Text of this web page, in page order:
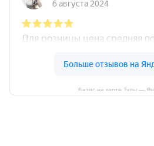
Базис на карте Тулы —